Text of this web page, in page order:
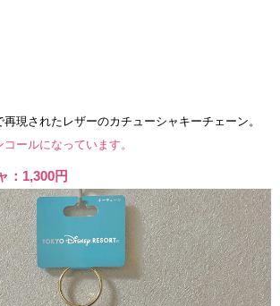
現されたレザーのカチューシャキーチェーン。
ールになっています。
：1,300円